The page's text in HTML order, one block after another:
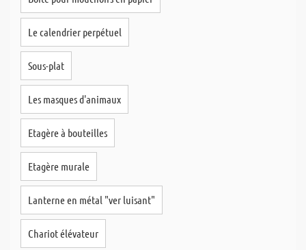
Le calendrier perpétuel
Sous-plat
Les masques d'animaux
Etagère à bouteilles
Etagère murale
Lanterne en métal "ver luisant"
Chariot élévateur